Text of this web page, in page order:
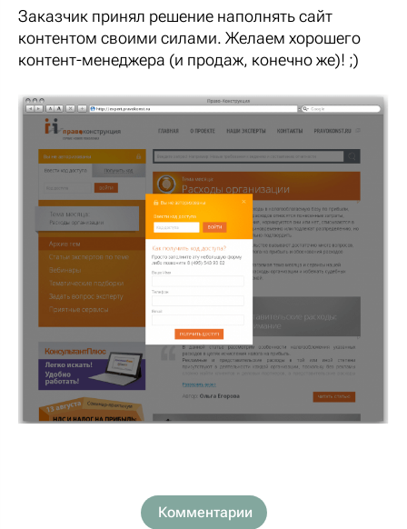
Заказчик принял решение наполнять сайт
контентом своими силами. Желаем хорошего
контент-менеджера (и продаж, конечно же)! ;)
Комментарии